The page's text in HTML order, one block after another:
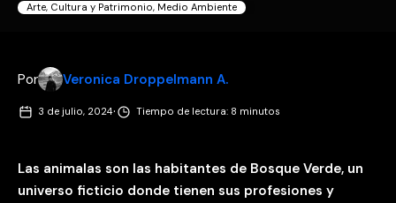
Arte, Cultura y Patrimonio, Medio Ambiente
Por Veronica Droppelmann A.
3 de julio, 2024· Tiempo de lectura: 8 minutos
Las animalas son las habitantes de Bosque Verde, un
universo ficticio donde tienen sus profesiones y